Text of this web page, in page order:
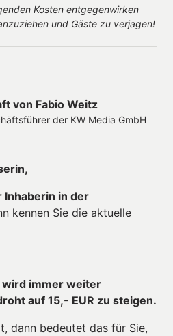
Kosten entgegenwirken
und Gäste zu verjagen!
von Fabio Weitz
der KW Media GmbH
Inhaberin in der
kennen Sie die aktuelle
immer weiter
auf 15,- EUR zu steigen.
dann bedeutet das für Sie,